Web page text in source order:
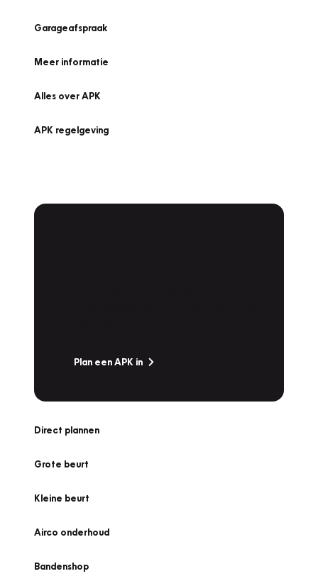
Garageafspraak
Meer informatie
Alles over APK
APK regelgeving
Plan een APK in
Direct plannen
Grote beurt
Kleine beurt
Airco onderhoud
Bandenshop